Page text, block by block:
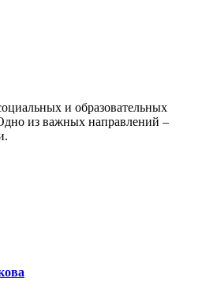
и образовательных
из важных направлений –